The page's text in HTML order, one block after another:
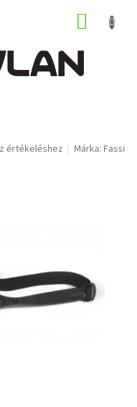
KOSÁR
értékeléshez Márka:Fassi